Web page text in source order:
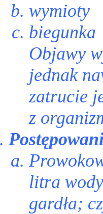
wymioty
biegunka
Objawy
jednak
zatrucie
z
litra
gardła;